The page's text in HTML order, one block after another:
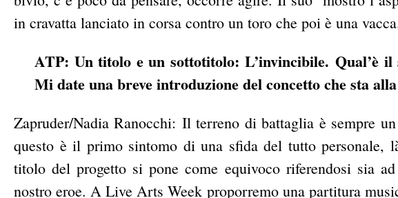
in cravatta lanciato in corsa contro un toro che poi è una
ATP: Un titolo e un sottotitolo: L’invincibile. Qual’è il
Mi date una breve introduzione del concetto che sta
Zapruder/Nadia Ranocchi: Il terreno di battaglia è sempre
questo è il primo sintomo di una sfida del tutto personale,
titolo del progetto si pone come equivoco riferendosi sia
nostro eroe. A Live Arts Week proporremo una partitura